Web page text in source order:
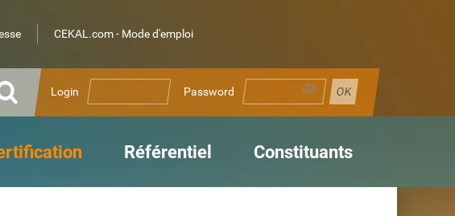
CEKAL.com - Mode d'emploi
Login Password
Référentiel Constituants